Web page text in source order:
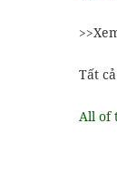
Tất
All of